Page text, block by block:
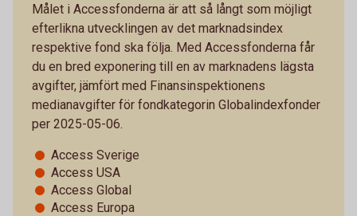
Målet i Accessfonderna är att så långt som möjligt
efterlikna utvecklingen av det marknadsindex
respektive fond ska följa. Med Accessfonderna får
du en bred exponering till en av marknadens lägsta
avgifter, jämfört med Finansinspektionens
medianavgifter för fondkategorin Globalindexfonder
per 2025-05-06.
Access Sverige
Access USA
Access Global
Access Europa